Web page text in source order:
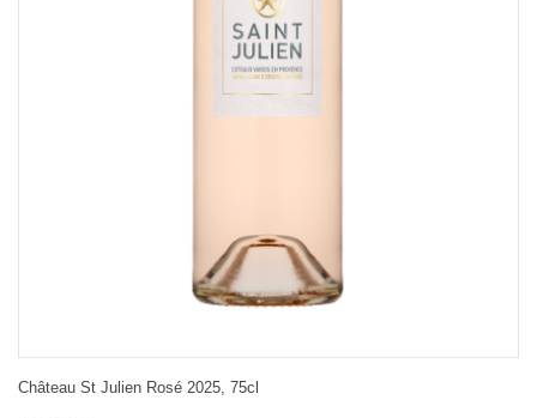
Château St Julien Rosé 2025, 75cl